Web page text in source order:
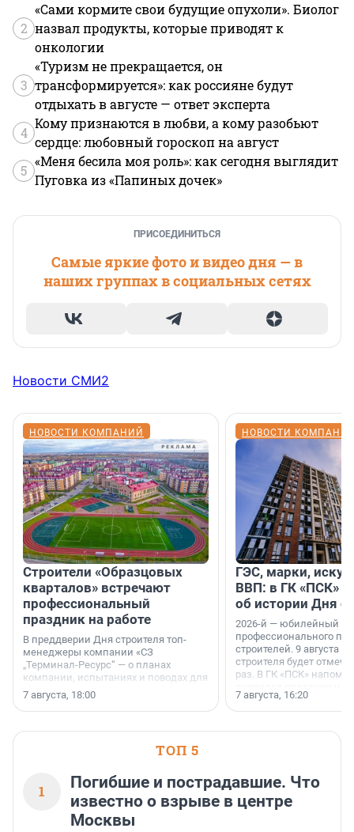
2
«Сами кормите свои будущие опухоли». Биолог
назвал продукты, которые приводят к
онкологии
3
«Туризм не прекращается, он
трансформируется»: как россияне будут
отдыхать в августе — ответ эксперта
4
Кому признаются в любви, а кому разобьют
сердце: любовный гороскоп на август
5
«Меня бесила моя роль»: как сегодня выглядит
Пуговка из «Папиных дочек»
ПРИСОЕДИНИТЬСЯ
Самые яркие фото и видео дня — в
наших группах в социальных сетях
Новости СМИ2
НОВОСТИ КОМПАНИЙ
Строители «Образцовых
кварталов» встречают
профессиональный
праздник на работе
В преддверии Дня строителя топ-
менеджеры компании «СЗ
„Терминал-Ресурс“ — о планах
компании, испытаниях и поводах для
осторожного оптимизма.
7 августа, 18:00
НОВОСТИ
ГЭС, марки,
ВВП: в ГК «ПСК»
об истории Дня
2026-й — юбилейный
профессионального
строителей. 9 августа
строителя будет
раз. В ГК «ПСК»
поменялась роль
7 августа, 16:20
ТОП 5
1
Погибшие и пострадавшие. Что
известно о взрыве в центре
Москвы